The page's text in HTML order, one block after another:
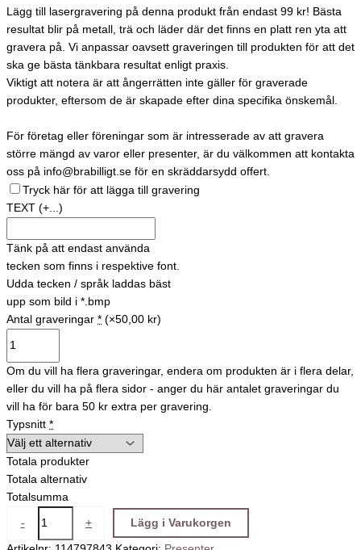
Lägg till lasergravering på denna produkt från endast 99 kr! Bästa
resultat blir på metall, trä och läder där det finns en platt ren yta att
gravera på. Vi anpassar oavsett graveringen till produkten för att det
ska ge bästa tänkbara resultat enligt praxis.
Viktigt att notera är att ångerrätten inte gäller för graverade
produkter, eftersom de är skapade efter dina specifika önskemål.
För företag eller föreningar som är intresserade av att gravera
större mängd av varor eller presenter, är du välkommen att kontakta
oss på info@brabilligt.se för en skräddarsydd offert.
Tryck här för att lägga till gravering
TEXT (+...)
Tänk på att endast använda
tecken som finns i respektive font.
Udda tecken / språk laddas bäst
upp som bild i *.bmp
Antal graveringar * (×50,00 kr)
Om du vill ha flera graveringar, endera om produkten är i flera delar,
eller du vill ha på flera sidor - anger du här antalet graveringar du
vill ha för bara 50 kr extra per gravering.
Typsnitt *
Totala produkter
Totala alternativ
Totalsumma
- + Lägg i Varukorgen